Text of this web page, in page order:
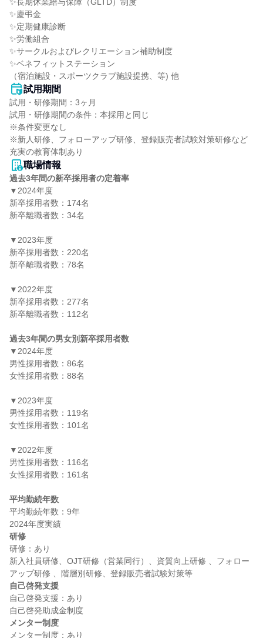
✨慶弔金
✨定期健康診断
✨労働組合
✨サークルおよびレクリエーション補助制度
✨ベネフィットステーション
（宿泊施設・スポーツクラブ施設提携、等) 他
試用期間
試用・研修期間：3ヶ月
試用・研修期間の条件：本採用と同じ
※条件変更なし
※新人研修、フォローアップ研修、登録販売者試験対策研修など
職場情報
過去3年間の新卒採用者の定着率
▼2024年度
新卒採用者数：174名
新卒離職者数：34名
▼2023年度
新卒採用者数：220名
新卒離職者数：78名
▼2022年度
新卒採用者数：277名
新卒離職者数：112名
過去3年間の男女別新卒採用者数
▼2024年度
男性採用者数：86名
女性採用者数：88名
▼2023年度
男性採用者数：119名
女性採用者数：101名
▼2022年度
男性採用者数：116名
女性採用者数：161名
平均勤続年数
平均勤続年数：9年
研修
研修：あり
新入社員研修、OJT研修（営業同行）、資質向上研修 、フォロー
自己啓発支援
自己啓発支援：あり
メンター制度